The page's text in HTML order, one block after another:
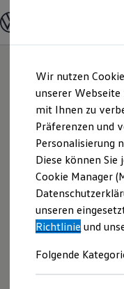
Hauptinhalt
springen
Footer
springen
Modelle und
Modelle
Elektroautos
ENERGY
SUV und CUV
Familienautos
Kombis
Sportwagen
Schnell verfügbare
Angebote und
Aktuelle
E-Auto-
Volkswagen
Junge
Wir nutzen
unserer
mit Ihnen zu
Präferenzen und
Personalisierung
Diese können
Cookie Manager
unseren
Richtlinie und
Folgende